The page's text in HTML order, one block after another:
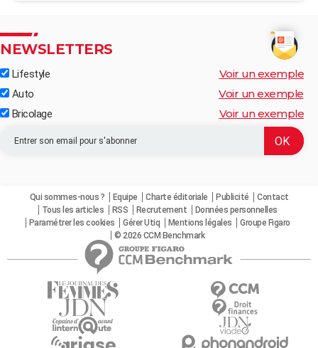
NEWSLETTERS
Lifestyle Voir un exemple
Auto Voir un exemple
Bricolage Voir un exemple
Qui sommes-nous ? Equipe Charte éditoriale Publicité
Contact
Tous les articles
RSS Recrutement
Données personnelles
Paramétrer les cookies
Gérer Utiq Mentions légales
Groupe Figaro
© 2026 CCM Benchmark